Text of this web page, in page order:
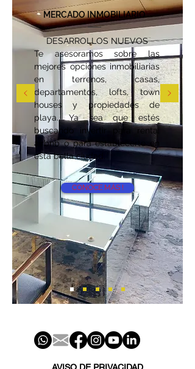
MERCADO INMOBILIARIO
DESARROLLOS NUEVOS
Te asesoramos sobre las
mejores opciones inmobiliarias
en terrenos, casas,
departamentos, lofts, town
houses y propiedades de
playa. Ya sea que estés
buscando invertir para renta,
airbnb o para establecerte en
esta bella ciudad.
CONOCE MÁS !